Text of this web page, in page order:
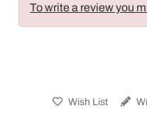
To write a review you
Wish List